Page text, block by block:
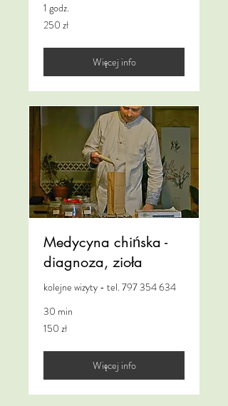
1 godz.
250
złotych
250 zł
Więcej info
Medycyna chińska -
diagnoza, zioła
kolejne wizyty - tel. 797 354 634
30 min
150
złotych
150 zł
Więcej info